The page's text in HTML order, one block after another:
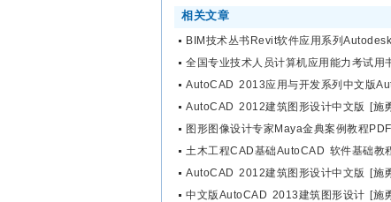
相关文章
BIM技术丛书Revit软件应用系列
全国专业技术人员计算机应用能力考试
AutoCAD 2013应用与开发系列中文版
AutoCAD 2012建筑图形设计中文版 [施
图形图像设计专家Maya金典案例教程
土木工程CAD基础AutoCAD 软件基础教
AutoCAD 2012建筑图形设计中文版 [施
中文版AutoCAD 2013建筑图形设计 [施